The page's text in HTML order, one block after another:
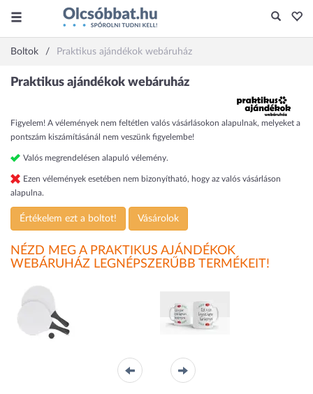
Boltok Praktikus ajándékok webáruház
Praktikus ajándékok webáruház
Figyelem! A vélemények nem feltétlen valós vásárlásokon alapulnak, melyeket a
pontszám kiszámításánál nem veszünk figyelembe!
Valós megrendelésen alapuló vélemény.
Ezen vélemények esetében nem bizonyítható, hogy az valós vásárláson
alapulna.
Értékelem ezt a boltot! Vásárolok
NÉZD MEG A PRAKTIKUS AJÁNDÉKOK
WEBÁRUHÁZ LEGNÉPSZERŰBB TERMÉKEIT!
bögrét kaptam
karácsonyra!